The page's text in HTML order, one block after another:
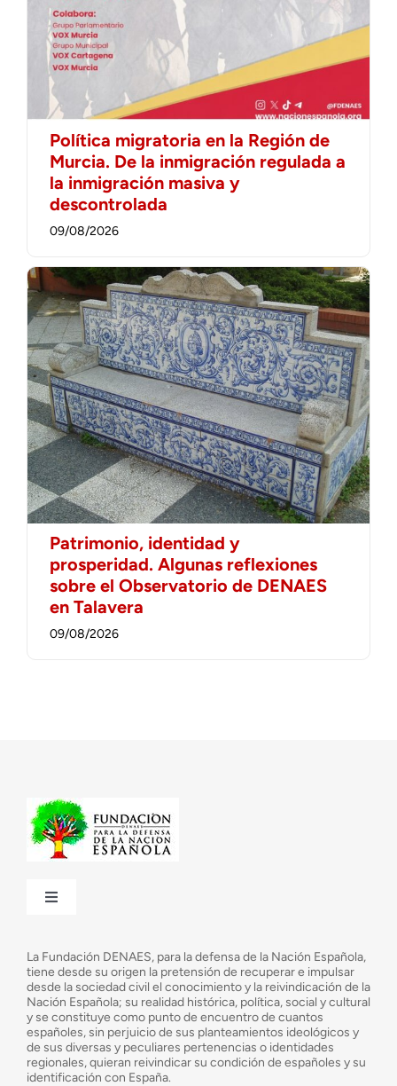
Política migratoria en la Región de
Murcia. De la inmigración regulada a
la inmigración masiva y
descontrolada
09/08/2026
Patrimonio, identidad y
prosperidad. Algunas reflexiones
sobre el Observatorio de DENAES
en Talavera
09/08/2026
Toggle
¿Cuáles son nuestros objetivos?
Consejo Asesor
La Fundación DENAES, para la defensa de la Nación Española,
tiene desde su origen la pretensión de recuperar e impulsar
desde la sociedad civil el conocimiento y la reivindicación de la
Nación Española; su realidad histórica, política, social y cultural
y se constituye como punto de encuentro de cuantos
españoles, sin perjuicio de sus planteamientos ideológicos y
de sus diversas y peculiares pertenencias o identidades
regionales, quieran reivindicar su condición de españoles y su
identificación con España.